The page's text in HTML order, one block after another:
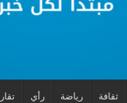
ثقافة رياضة رأي